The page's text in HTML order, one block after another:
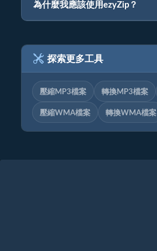
為什麼我應該使用ezyZip？
探索更多工具
壓縮MP3檔案 轉換MP3檔案
壓縮WMA檔案 轉換WMA檔案